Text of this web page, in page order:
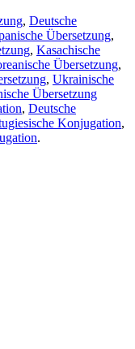
, Deutsche
Übersetzung,
, Kasachische
Übersetzung,
, Ukrainische
Übersetzung
, Deutsche
Konjugation,
.